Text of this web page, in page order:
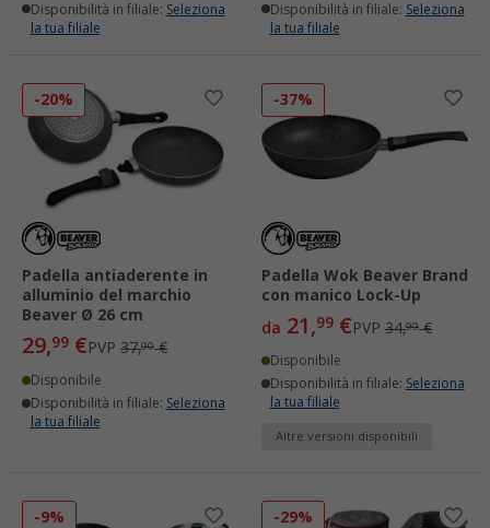
Disponibilità in filiale: Seleziona
la tua filiale
Disponibilità in filiale: Seleziona
la tua filiale
-20%
Padella antiaderente in
alluminio del marchio
Beaver Ø 26 cm
29,99 €PVP 37,90€
Disponibile
Disponibilità in filiale: Seleziona
la tua filiale
-37%
Padella Wok Beaver Brand
con manico Lock-Up
da 21,99 €PVP 34,99€
Disponibile
Disponibilità in filiale: Seleziona
la tua filiale
Altre versioni disponibili
-9% -29%